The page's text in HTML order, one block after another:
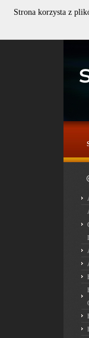
Strona korzysta z